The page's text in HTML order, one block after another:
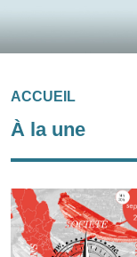
ACCUEIL
À la une